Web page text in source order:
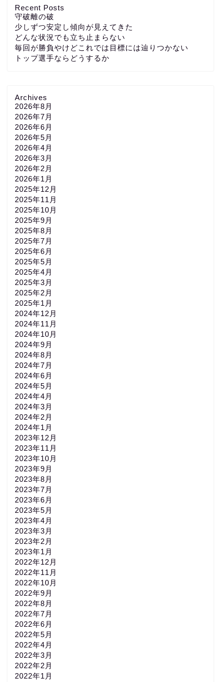
Recent Posts
守破離の破
少しずつ安定し傾向が見えてきた
どんな状況でも立ち止まらない
毎回が勝負やけどこれでは目標には辿りつかない
トップ選手ならどうするか
Archives
2026年8月
2026年7月
2026年6月
2026年5月
2026年4月
2026年3月
2026年2月
2026年1月
2025年12月
2025年11月
2025年10月
2025年9月
2025年8月
2025年7月
2025年6月
2025年5月
2025年4月
2025年3月
2025年2月
2025年1月
2024年12月
2024年11月
2024年10月
2024年9月
2024年8月
2024年7月
2024年6月
2024年5月
2024年4月
2024年3月
2024年2月
2024年1月
2023年12月
2023年11月
2023年10月
2023年9月
2023年8月
2023年7月
2023年6月
2023年5月
2023年4月
2023年3月
2023年2月
2023年1月
2022年12月
2022年11月
2022年10月
2022年9月
2022年8月
2022年7月
2022年6月
2022年5月
2022年4月
2022年3月
2022年2月
2022年1月